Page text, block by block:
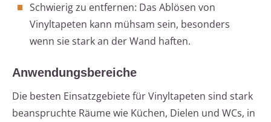
Schwierig zu entfernen: Das Ablösen von
Vinyltapeten kann mühsam sein, besonders
wenn sie stark an der Wand haften.
Anwendungsbereiche
Die besten Einsatzgebiete für Vinyltapeten sind stark
beanspruchte Räume wie Küchen, Dielen und WCs, in